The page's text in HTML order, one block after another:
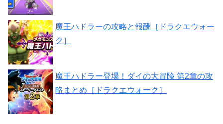
魔王ハドラーの攻略と報酬［ドラクエウォー
ク］
魔王ハドラー登場！ダイの大冒険 第2章の攻
略まとめ［ドラクエウォーク］